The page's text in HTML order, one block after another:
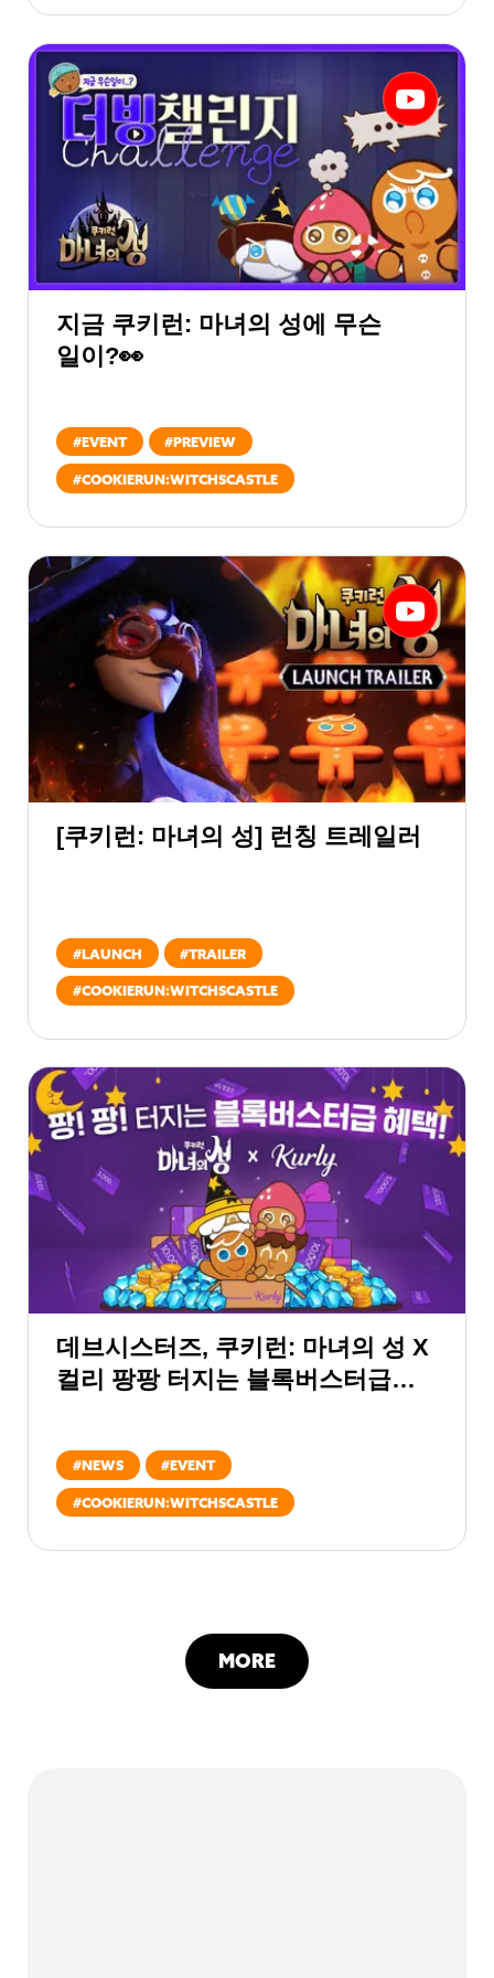
지금 쿠키런: 마녀의 성에 무슨
일이?👀
#EVENT #PREVIEW
#COOKIERUN:WITCHSCASTLE
[쿠키런: 마녀의 성] 런칭 트레일러
#LAUNCH #TRAILER
#COOKIERUN:WITCHSCASTLE
데브시스터즈, 쿠키런: 마녀의 성 X
컬리 팡팡 터지는 블록버스터급
#NEWS #EVENT
#COOKIERUN:WITCHSCASTLE
MORE